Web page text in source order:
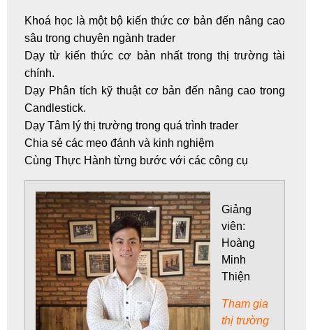
Khoá học là một bộ kiến thức cơ bản đến nâng cao
sâu trong chuyên ngành trader
Dạy từ kiến thức cơ bản nhất trong thị trường tài
chính.
Dạy Phân tích kỹ thuậtcơ bản đến nâng cao trong
Candlestick.
Dạy Tâm lý thị trường trong quá trình trader
Chia sẻ các mẹo đánh và kinh nghiệm
Cùng Thực Hành từng bước với các công cụ
Giảng
viên:
Hoàng
Minh
Thiện
Tham gia
thị trường